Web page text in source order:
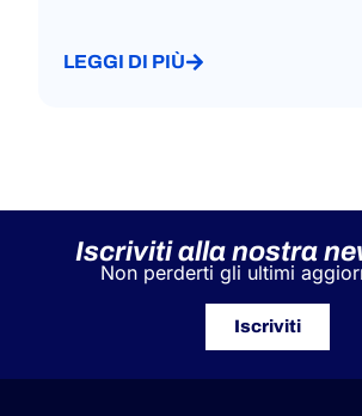
LEGGI DI PIÙ
Iscriviti alla nostra
Non perderti gli ultimi
Iscriviti